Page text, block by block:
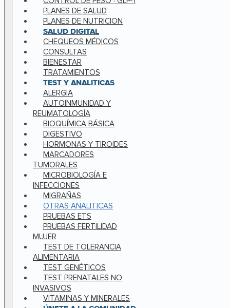
PLANES DE SALUD
PLANES DE NUTRICION
SALUD DIGITAL
CHEQUEOS MÉDICOS
CONSULTAS
BIENESTAR
TRATAMIENTOS
TEST Y ANALITICAS
ALERGIA
AUTOINMUNIDAD Y
REUMATOLOGÍA
BIOQUÍMICA BÁSICA
DIGESTIVO
HORMONAS Y TIROIDES
MARCADORES
TUMORALES
MICROBIOLOGÍA E
INFECCIONES
MIGRAÑAS
OTRAS ANALITICAS
PRUEBAS ETS
PRUEBAS FERTILIDAD
MUJER
TEST DE TOLERANCIA
ALIMENTARIA
TEST GENÉTICOS
TEST PRENATALES NO
INVASIVOS
VITAMINAS Y MINERALES